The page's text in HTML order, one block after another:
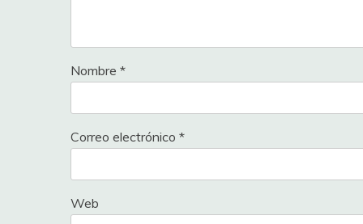
5.0% BARONCINI Filippo
5.0% SCHWARZMANN
NYS
Nombre *
Correo electrónico *
Web